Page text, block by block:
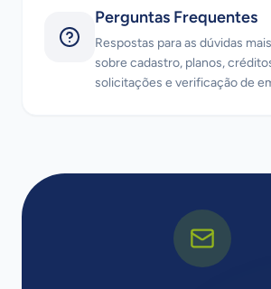
Perguntas Frequentes
Respostas para as dúvidas
sobre cadastro, planos,
solicitações e verificação de